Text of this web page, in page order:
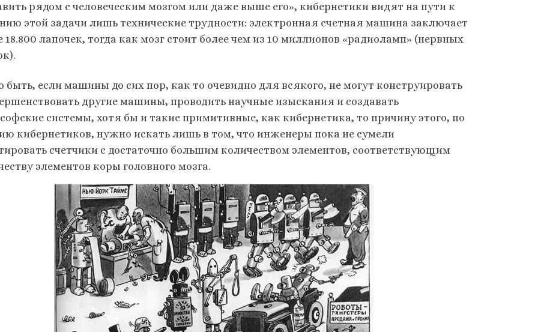
рядом с человеческим мозгом или даже выше его», кибернетики видят на пути к
этой задачи лишь технические трудности: электронная счетная машина заключает
18.800 лапочек, тогда как мозг стоит более чем из 10 миллионов «радиоламп» (нервных
быть, если машины до сих пор, как то очевидно для всякого, не могут конструировать
другие машины, проводить научные изыскания и создавать
системы, хотя бы и такие примитивные, как кибернетика, то причину этого, по
кибернетиков, нужно искать лишь в том, что инженеры пока не сумели
счетчики с достаточно большим количеством элементов, соответствующим
элементов коры головного мозга.